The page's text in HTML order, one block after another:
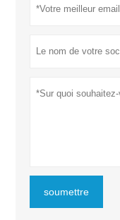
soumettre